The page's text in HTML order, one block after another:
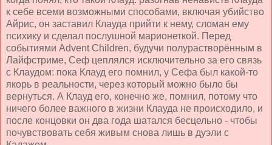
к себе всеми возможными способами, включая убийство
Айрис, он заставил Клауда прийти к нему, сломан ему
психику и сделал послушной марионеткой. Перед
событиями Advent Children, будучи полурастворённым в
Лайфстриме, Сеф цеплялся исключительно за его связь
с Клаудом: пока Клауд его помнил, у Сефа был какой-то
якорь в реальности, через который можно было бы
вернуться. А Клауд его, конечно же, помнил, потому что
ничего более важного в жизни Клауда не происходило, и
после концовки он два года шатался бесцельно - чтобы
почувствовать себя живым снова лишь в дуэли с